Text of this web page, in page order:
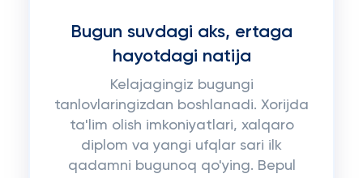
Bugun suvdagi aks, ertaga
hayotdagi natija
Kelajagingiz bugungi
tanlovlaringizdan boshlanadi. Xorijda
ta'lim olish imkoniyatlari, xalqaro
diplom va yangi ufqlar sari ilk
qadamni bugunoq qo'ying. Bepul